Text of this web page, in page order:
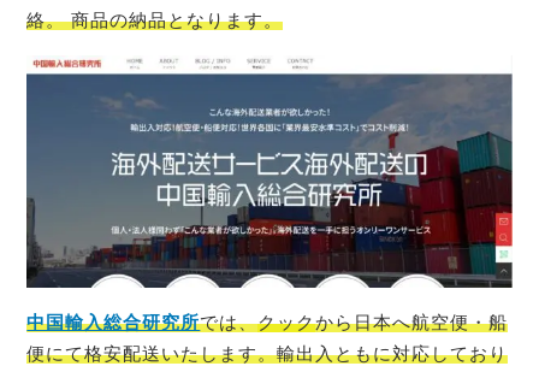
絡。 商品の納品となります。
中国輸入総合研究所では、クックから日本へ航空便・船
便にて格安配送いたします。輸出入ともに対応しており